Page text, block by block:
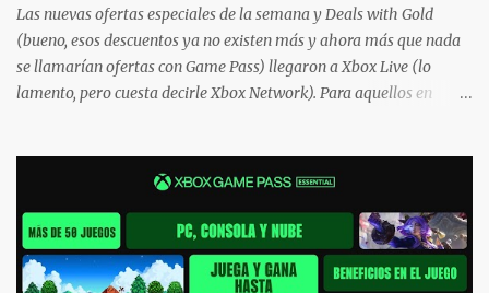
Las nuevas ofertas especiales de la semana y Deals with Gold
(bueno, esos descuentos ya no existen más y ahora más que nada
se llamarían ofertas con Game Pass) llegaron a Xbox Live (lo
lamento, pero cuesta decirle Xbox Network). Para aquellos en
jugarlos y mantener un progreso compartido en Windows PC y
Xbox, y tenemos un listado de juegos compatibles por acá . ¿Aún
necesitas una mano con las compras? Tenemos un tutorial extenso
o en vídeo para que se quiten todas las dudas generales de cómo
hacer compras en Xbox . Podes consultar un listado más completo